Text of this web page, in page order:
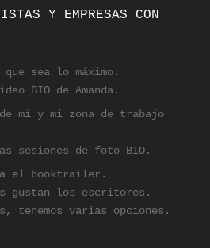
Y EMPRESAS CON
sea lo máximo.
BIO de Amanda.
mí y mi zona de trabajo
sesiones de foto BIO.
el booktrailer.
gustan los escritores.
tenemos varias opciones.